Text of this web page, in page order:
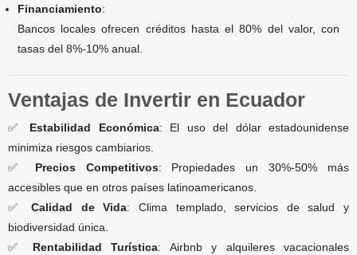
Financiamiento:
Bancos locales ofrecen créditos hasta el 80% del valor, con
tasas del 8%-10% anual.
Ventajas de Invertir en Ecuador
✅ Estabilidad Económica: El uso del dólar estadounidense
minimiza riesgos cambiarios.
✅ Precios Competitivos: Propiedades un 30%-50% más
accesibles que en otros países latinoamericanos.
✅Calidad de Vida: Clima templado, servicios de salud y
biodiversidad única.
✅ Rentabilidad Turística: Airbnb y alquileres vacacionales